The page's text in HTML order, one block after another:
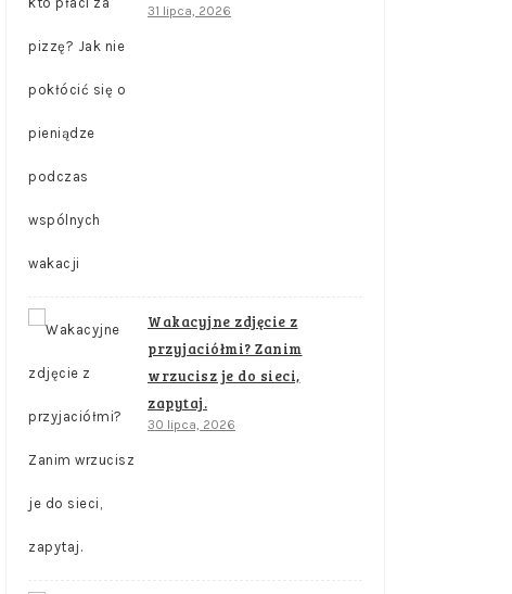
31 lipca, 2026
Wakacyjne zdjęcie z
przyjaciółmi? Zanim
wrzucisz je do sieci,
zapytaj.
30 lipca, 2026